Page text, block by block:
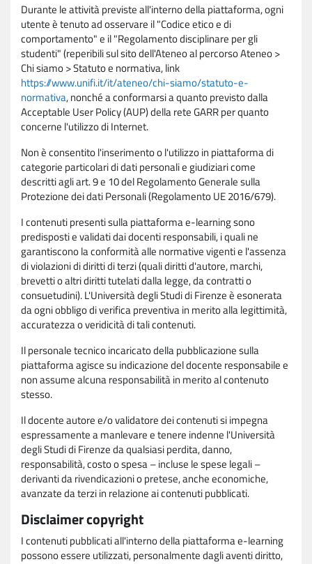
Durante le attività previste all'interno della piattaforma, ogni
utente è tenuto ad osservare il "Codice etico e di
comportamento" e il "Regolamento disciplinare per gli
studenti" (reperibili sul sito dell'Ateneo al percorso Ateneo >
Chi siamo > Statuto e normativa, link
https://www.unifi.it/it/ateneo/chi-siamo/statuto-e-
normativa, nonché a conformarsi a quanto previsto dalla
Acceptable User Policy (AUP) della rete GARR per quanto
concerne l'utilizzo di Internet.
Non è consentito l'inserimento o l'utilizzo in piattaforma di
categorie particolari di dati personali e giudiziari come
descritti agli art. 9 e 10 del Regolamento Generale sulla
Protezione dei dati Personali (Regolamento UE 2016/679).
I contenuti presenti sulla piattaforma e-learning sono
predisposti e validati dai docenti responsabili, i quali ne
garantiscono la conformità alle normative vigenti e l'assenza
di violazioni di diritti di terzi (quali diritti d'autore, marchi,
brevetti o altri diritti tutelati dalla legge, da contratti o
consuetudini). L'Università degli Studi di Firenze è esonerata
da ogni obbligo di verifica preventiva in merito alla legittimità,
accuratezza o veridicità di tali contenuti.
Il personale tecnico incaricato della pubblicazione sulla
piattaforma agisce su indicazione del docente responsabile e
non assume alcuna responsabilità in merito al contenuto
stesso.
Il docente autore e/o validatore dei contenuti si impegna
espressamente a manlevare e tenere indenne l'Università
degli Studi di Firenze da qualsiasi perdita, danno,
responsabilità, costo o spesa – incluse le spese legali –
derivanti da rivendicazioni o pretese, anche economiche,
avanzate da terzi in relazione ai contenuti pubblicati.
Disclaimer copyright
I contenuti pubblicati all'interno della piattaforma e-learning
possono essere utilizzati, personalmente dagli aventi diritto,